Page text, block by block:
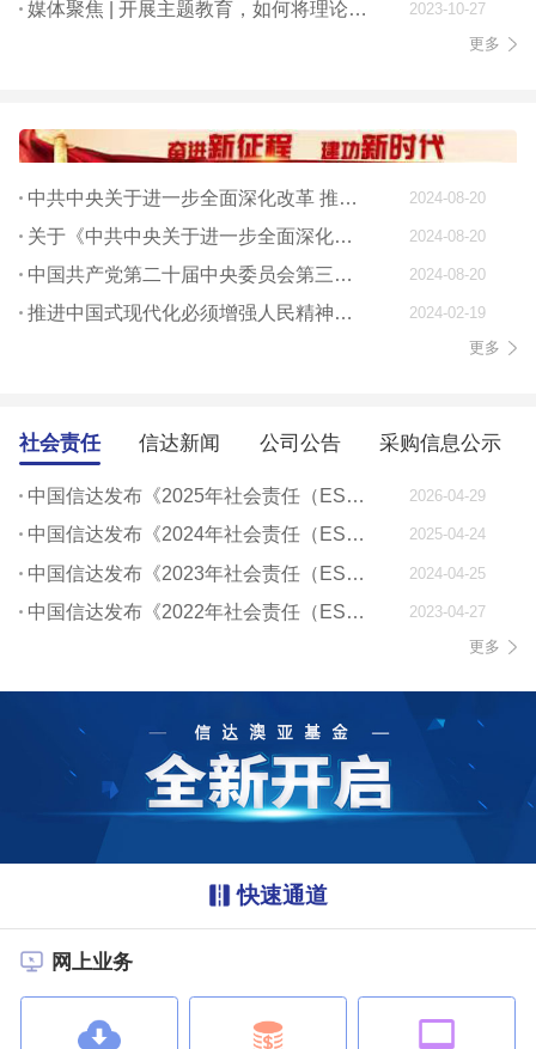
媒体聚焦 | 开展主题教育，如何将理论学习贯穿始终
2023-10-27
更多
中共中央关于进一步全面深化改革 推进中国式现代化的决定 2024-08-20
关于《中共中央关于进一步全面深化改革、 推进中国式现代化的决定》的说明 2024-08-20
中国共产党第二十届中央委员会第三次全体会议公报 2024-08-20
推进中国式现代化必须增强人民精神力量
2024-02-19
更多
社会责任 信达新闻 公司公告 采购信息公示
中国信达发布《2025年社会责任（ESG）报告》 2026-04-29
中国信达发布《2024年社会责任（ESG）报告》 2025-04-24
中国信达发布《2023年社会责任（ESG）报告》 2024-04-25
中国信达发布《2022年社会责任（ESG）报告》
2023-04-27
更多
快速通道
网上业务